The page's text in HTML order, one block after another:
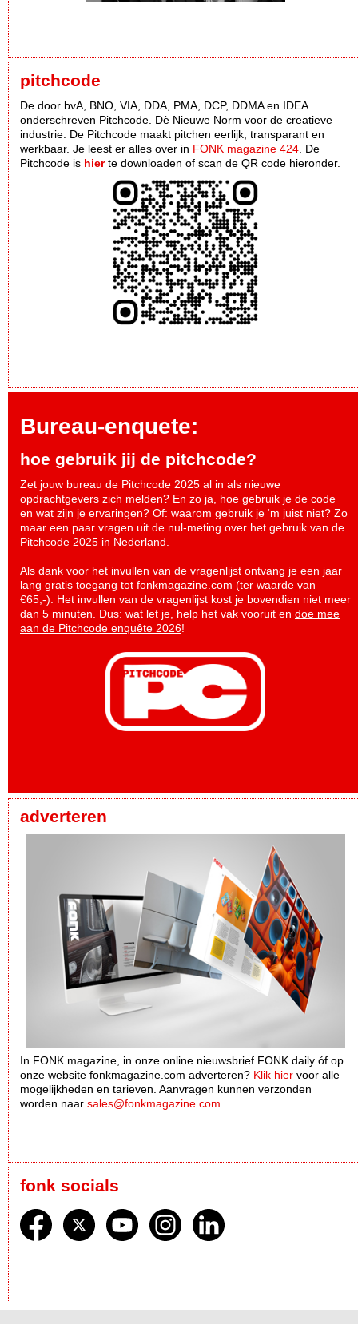
pitchcode
De door bvA, BNO, VIA, DDA, PMA, DCP, DDMA en IDEA
onderschreven Pitchcode. Dè Nieuwe Norm voor de creatieve
industrie. De Pitchcode maakt pitchen eerlijk, transparant en
werkbaar. Je leest er alles over in FONK magazine 424 . De
Pitchcode is hierte downloaden of scan de QR code hieronder.
Bureau-enquete:
hoe gebruik jij de pitchcode?
Zet jouw bureau de Pitchcode 2025 al in als nieuwe
opdrachtgevers zich melden? En zo ja, hoe gebruik je de code
en wat zijn je ervaringen? Of: waarom gebruik je ‘m juist niet? Zo
maar een paar vragen uit de nul-meting over het gebruik van de
Pitchcode 2025 in Nederland.
Als dank voor het invullen van de vragenlijst ontvang je een jaar
lang gratis toegang tot fonkmagazine.com (ter waarde van
€65,-). Het invullen van de vragenlijst kost je bovendien niet meer
dan 5 minuten. Dus: wat let je, help het vak vooruit en doe mee
aan de Pitchcode enquête 2026!
adverteren
In FONK magazine, in onze online nieuwsbrief FONK daily óf op
onze website fonkmagazine.com adverteren? Klik hier voor alle
mogelijkheden en tarieven. Aanvragen kunnen verzonden
worden naar sales@fonkmagazine.com
fonk socials